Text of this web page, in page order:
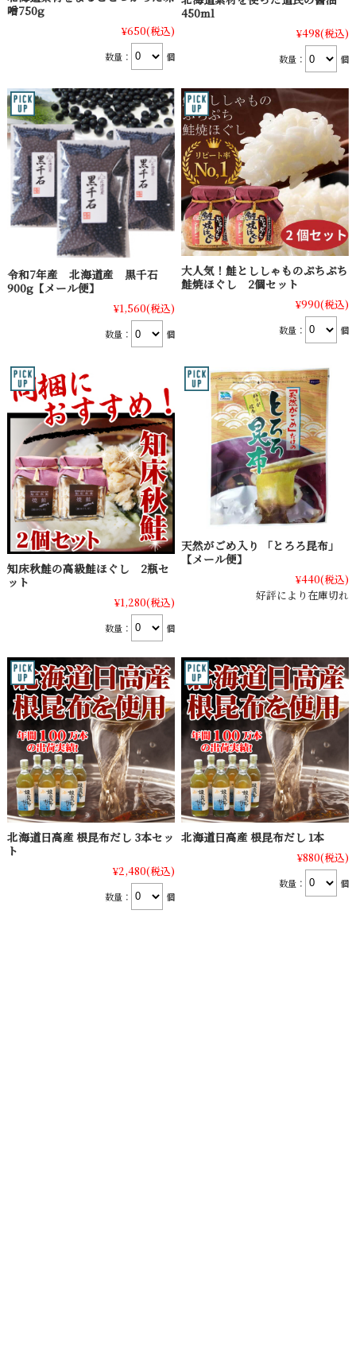
噌750g
¥650(税込)
数量： 個
450ml
¥498(税込)
数量： 個
令和7年産 北海道産 黒千石
900g【メール便】
¥1,560(税込)
数量： 個
大人気！鮭とししゃものぷちぷち
鮭焼ほぐし 2個セット
¥990(税込)
数量： 個
知床秋鮭の高級鮭ほぐし 2瓶セ
ット
¥1,280(税込)
数量： 個
天然がごめ入り 「とろろ昆布」
【メール便】
¥440(税込)
好評により在庫切れ
北海道日高産 根昆布だし 3本セッ
ト
¥2,480(税込)
数量： 個
北海道日高産 根昆布だし 1本
¥880(税込)
数量： 個